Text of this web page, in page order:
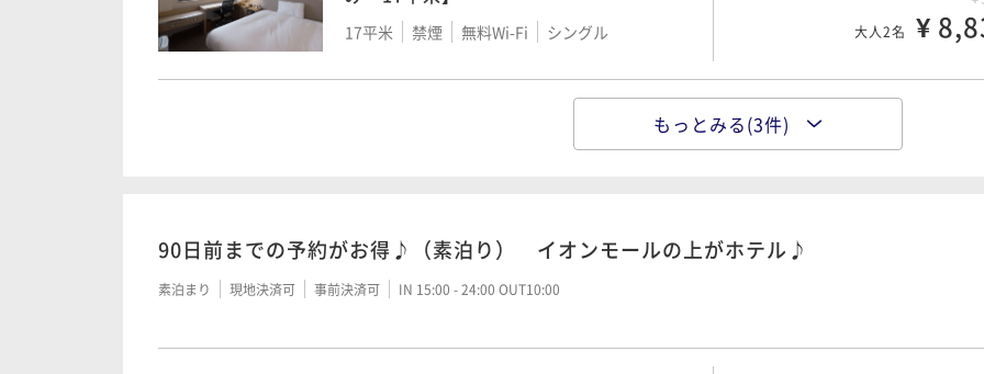
ラージツイン◇禁煙◇【27平米】3名利用
は1台ソファーベッド
27平米 禁煙 無料Wi-Fi ツイン
割引とポイント即利用で最大14％
大人2名 ¥
17平米 禁煙 無料Wi-Fi シングル 大人2名 ¥
エコノミーツイン◇禁煙◇【シャワーブ
ポイント即利用で
ツイン◇禁煙◇【24平米】
大人2名 ¥
もっとみる(3件)
90日前までの予約がお得♪（素泊り） イオンモールの上がホテル♪
素泊まり 現地決済可 事前決済可 IN 15:00 - 24:00 OUT10:00